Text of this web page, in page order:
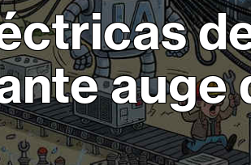
auge